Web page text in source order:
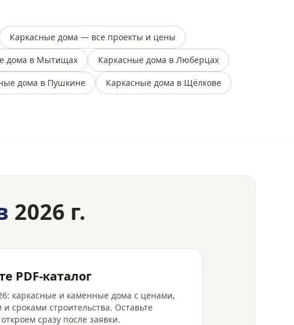
Каркасные дома — все проекты и цены
дома в Мытищах
Каркасные дома в Люберцах
дома в Пушкине
Каркасные дома в Щёлкове
2026 г.
PDF-каталог
каркасные и каменные дома с ценами,
сроками строительства. Оставьте
сразу после заявки.